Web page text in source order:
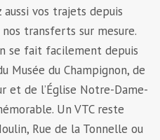
vos trajets depuis
nos transferts sur mesure.
se fait facilement depuis
Musée du Champignon, de
et de l’Église Notre-Dame-
Un VTC reste
Rue de la Tonnelle ou